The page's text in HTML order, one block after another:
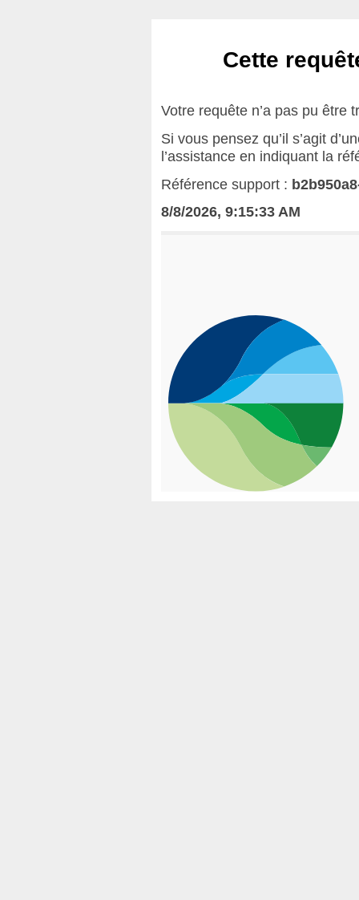
Cette
Votre requête n’a pas pu être
Si vous pensez qu’il s’agit
l’assistance en indiquant la
Référence support :
8/8/2026, 9:15:33 AM